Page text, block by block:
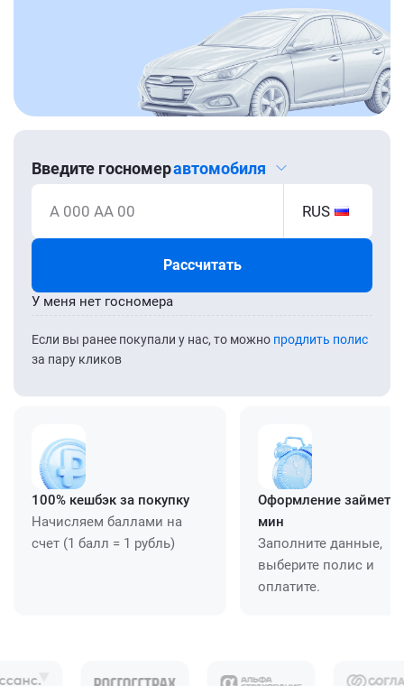
Введите госномеравтомобиля
А 000 АА 00 RUS
Рассчитать
Если вы ранее покупали у нас, то можно продлить полис
за пару кликов
У меня нет госномера
100% кешбэк за покупку
Начисляем баллами на
счет (1 балл = 1 рубль)
Оформление займет
мин
Заполните данные,
выберите полис и
оплатите.